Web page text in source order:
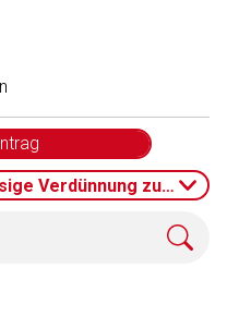
Verdünnung zur